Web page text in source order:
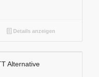
Details anzeigen
Alternative